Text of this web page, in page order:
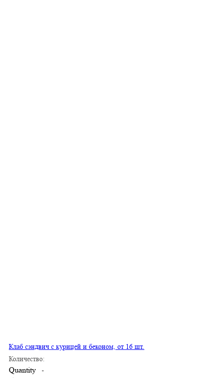
Клаб сэндвич с курицей и беконом, от 16 шт.
Количество:
Quantity -